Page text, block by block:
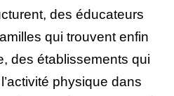
des éducateurs
qui trouvent enfin
des établissements qui
physique dans